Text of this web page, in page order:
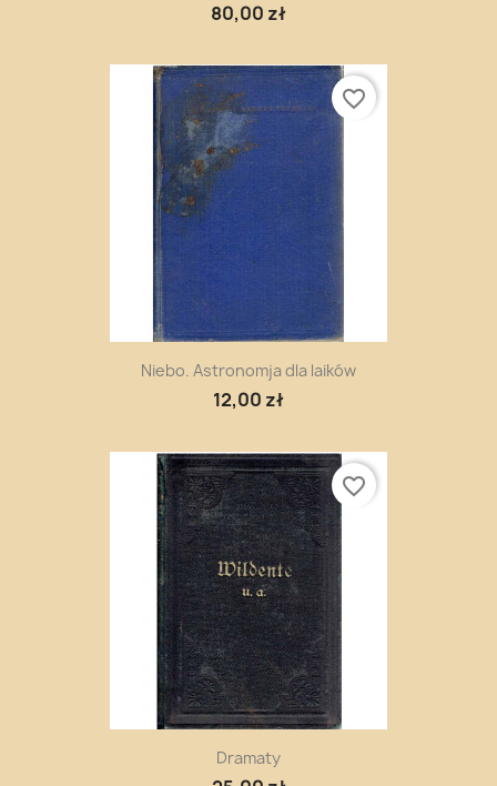
80,00 zł
Niebo. Astronomja dla laików
12,00 zł
favorite_border
Dramaty
favorite_border